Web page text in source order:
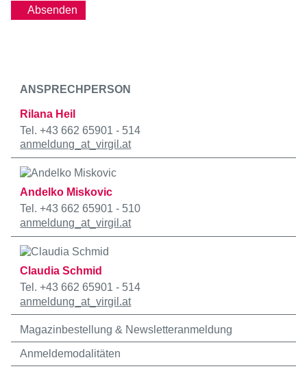
Absenden
ANSPRECHPERSON
Rilana Heil
Tel. +43 662 65901 - 514
anmeldung _at_virgil.at
Andelko Miskovic
Tel. +43 662 65901 - 510
anmeldung _at_virgil.at
Claudia Schmid
Tel. +43 662 65901 - 514
anmeldung _at_virgil.at
Magazinbestellung & Newsletteranmeldung
Anmeldemodalitäten